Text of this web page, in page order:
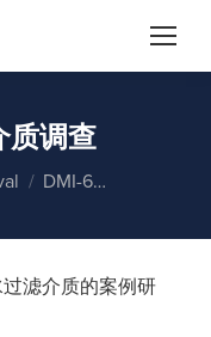
质调查
DMI-6…
滤介质的案例研